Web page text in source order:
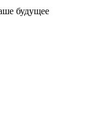
будущее